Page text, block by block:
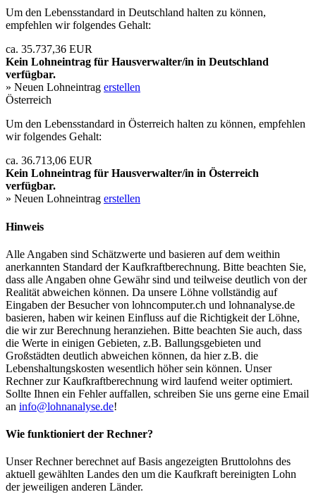
Um den Lebensstandard in Deutschland halten zu können,
empfehlen wir folgendes Gehalt:
ca. 35.737,36 EUR
Kein Lohneintrag für Hausverwalter/in in Deutschland
verfügbar.
» Neuen Lohneintrag erstellen
Österreich
Um den Lebensstandard in Österreich halten zu können, empfehlen
wir folgendes Gehalt:
ca. 36.713,06 EUR
Kein Lohneintrag für Hausverwalter/in in Österreich
verfügbar.
» Neuen Lohneintrag erstellen
Hinweis
Alle Angaben sind Schätzwerte und basieren auf dem weithin
anerkannten Standard der Kaufkraftberechnung. Bitte beachten Sie,
dass alle Angaben ohne Gewähr sind und teilweise deutlich von der
Realität abweichen können. Da unsere Löhne vollständig auf
Eingaben der Besucher von lohncomputer.ch und lohnanalyse.de
basieren, haben wir keinen Einfluss auf die Richtigkeit der Löhne,
die wir zur Berechnung heranziehen. Bitte beachten Sie auch, dass
die Werte in einigen Gebieten, z.B. Ballungsgebieten und
Großstädten deutlich abweichen können, da hier z.B. die
Lebenshaltungskosten wesentlich höher sein können. Unser
Rechner zur Kaufkraftberechnung wird laufend weiter optimiert.
Sollte Ihnen ein Fehler auffallen, schreiben Sie uns gerne eine Email
an info@lohnanalyse.de!
Wie funktioniert der Rechner?
Unser Rechner berechnet auf Basis angezeigten Bruttolohns des
aktuell gewählten Landes den um die Kaufkraft bereinigten Lohn
der jeweiligen anderen Länder.